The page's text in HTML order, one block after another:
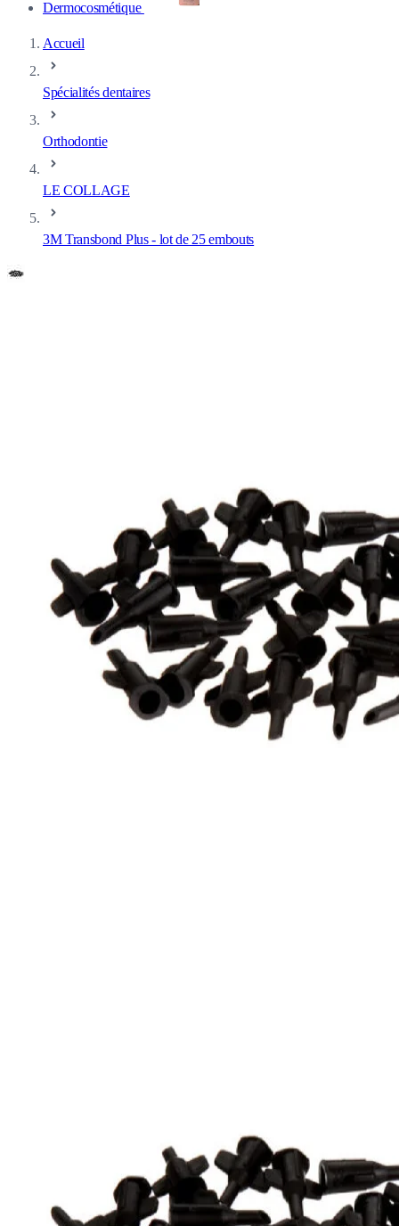
Dermocosmétique
Accueil
Spécialités dentaires
Orthodontie
LE COLLAGE
3M Transbond Plus - lot de 25 embouts